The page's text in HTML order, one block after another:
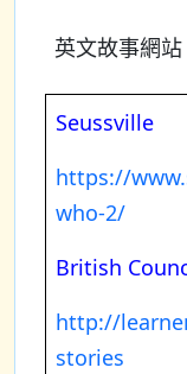
英文故事網站
Seussville
https://
who-2/
British
http://
stories